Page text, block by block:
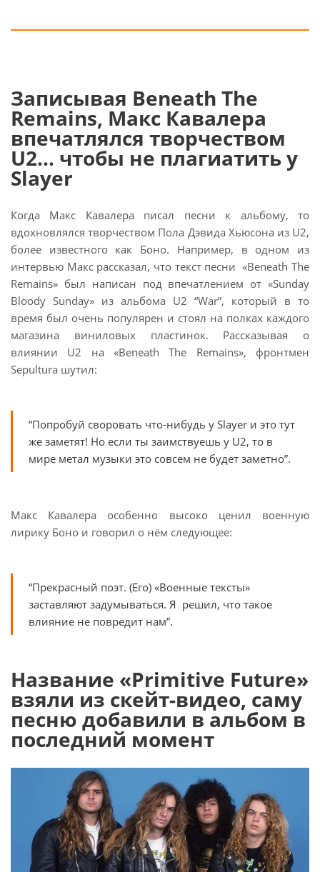
Записывая Beneath The
Remains, Макс Кавалера
впечатлялся творчеством
U2... чтобы не плагиатить у
Slayer
Когда Макс Кавалера писал песни к альбому, то
вдохновлялся творчеством Пола Дэвида Хьюсона из U2,
более известного как Боно. Например, в одном из
интервью Макс рассказал, что текст песни «Beneath The
Remains» был написан под впечатлением от «Sunday
Bloody Sunday» из альбома U2 “War”, который в то
время был очень популярен и стоял на полках каждого
магазина виниловых пластинок. Рассказывая о
влиянии U2 на «Beneath The Remains», фронтмен
Sepultura шутил:
“Попробуй своровать что-нибудь у Slayer и это тут
же заметят! Но если ты заимствуешь у U2, то в
мире метал музыки это совсем не будет заметно”.
Макс Кавалера особенно высоко ценил военную
лирику Боно и говорил о нём следующее:
“Прекрасный поэт. (Его) «Военные тексты»
заставляют задумываться. Я решил, что такое
влияние не повредит нам”.
Название «Primitive Future»
взяли из скейт-видео, саму
песню добавили в альбом в
последний момент